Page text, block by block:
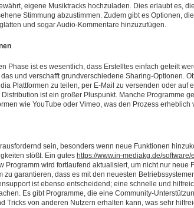
eigene Musiktracks hochzuladen. Dies erlaubt es,
Stimmung abzustimmen. Zudem gibt es Optionen,
und sogar Audio-Kommentare hinzuzufügen.
Phase ist es wesentlich, dass Erstelltes einfach geteilt
und verschafft grundverschiedene Sharing-Optionen.
Plattformen zu teilen, per E-Mail zu versenden oder auf
ist ein großer Pluspunkt. Manche Programme
wie YouTube oder Vimeo, was den Prozess erheblich
sein, besonders wenn neue Funktionen
stößt. Ein gutes https://www.in-mediakg.de/
Programm wird fortlaufend aktualisiert, um nicht nur neue
zu garantieren, dass es mit den neuesten
ist ebenso entscheidend; eine schnelle und
Es gibt Programme, die eine Community-
Tricks von anderen Nutzern erhalten kann, was sehr